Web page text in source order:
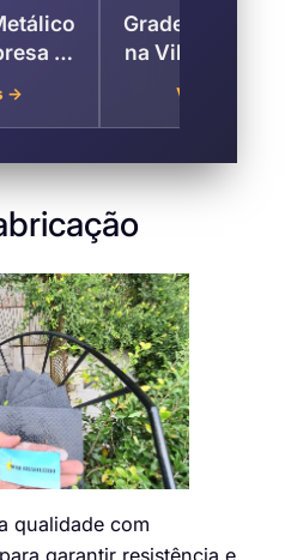
–
São
→
Grades para
na Vila da
Ver mais →
qualidade com